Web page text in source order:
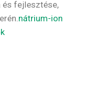
és fejlesztése,
nátrium-ion